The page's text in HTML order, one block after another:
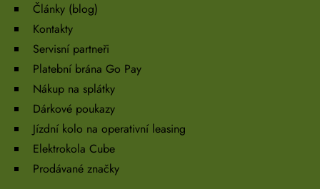
Články (blog)
Kontakty
Servisní partneři
Platební brána Go Pay
Nákup na splátky
Dárkové poukazy
Jízdní kolo na operativní leasing
Elektrokola Cube
Prodávané značky